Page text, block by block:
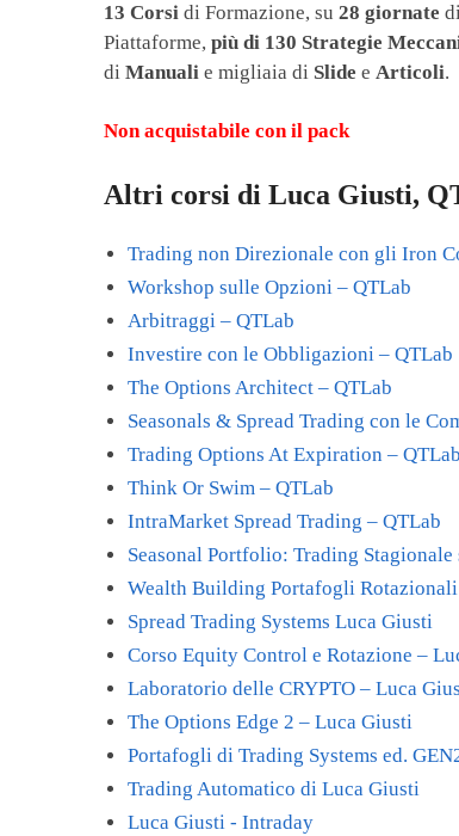
13 Corsidi Formazione, su28 giornate
Piattaforme,più di 130 Strategie
diManuali e migliaia di Slide eArticoli.
Non acquistabile con il pack
Altri corsi di Luca Giusti,
Trading non Direzionale con gli Iron
Workshop sulle Opzioni – QTLab
Arbitraggi – QTLab
Investire con le Obbligazioni – QTLab
The Options Architect – QTLab
Seasonals & Spread Trading con le
Trading Options At Expiration – QTLab
Think Or Swim – QTLab
IntraMarket Spread Trading – QTLab
Seasonal Portfolio: Trading
Wealth Building Portafogli
Spread Trading Systems Luca Giusti
Corso Equity Control e Rotazione –
Laboratorio delle CRYPTO – Luca
The Options Edge 2 – Luca Giusti
Portafogli di Trading Systems ed.
Trading Automatico di Luca Giusti
Luca Giusti - Intraday